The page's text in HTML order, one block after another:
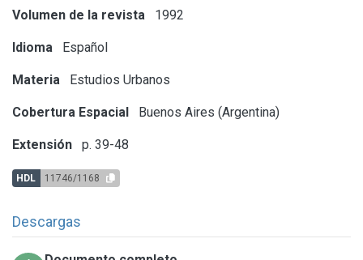
Volumen de la revista 1992
Idioma Español
Materia Estudios Urbanos
Cobertura Espacial Buenos Aires (Argentina)
Extensión p. 39-48
HDL 11746/1168
Descargas